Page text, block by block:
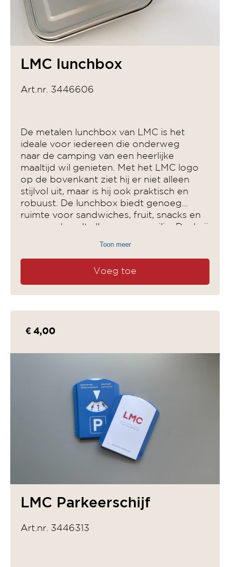
LMC lunchbox
Art.nr. 3446606
De metalen lunchbox van LMC is het
ideale voor iedereen die onderweg
naar de camping van een heerlijke
maaltijd wil genieten. Met het LMC logo
op de bovenkant ziet hij er niet alleen
stijlvol uit, maar is hij ook praktisch en
robuust. De lunchbox biedt genoeg
ruimte voor sandwiches, fruit, snacks en
meer en houdt alles vers en veilig. Dankzij
de perfecte metgezel is op elke reis.
Toon meer
Voeg toe
€ 4,00
LMC Parkeerschijf
Art.nr. 3446313